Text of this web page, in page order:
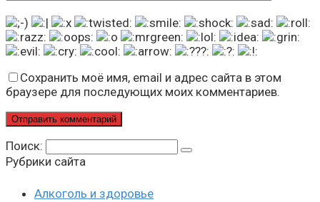
Сохранить моё имя, email и адрес сайта в этом
браузере для последующих моих комментариев.
Поиск:
Рубрики сайта
Алкоголь и здоровье